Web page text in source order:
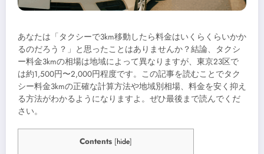
あなたは「タクシーで3km移動したら料金はいくらくらいかか
るのだろう？」と思ったことはありませんか？結論、タクシ
ー料金3kmの相場は地域によって異なりますが、東京23区で
は約1,500円〜2,000円程度です。この記事を読むことでタク
シー料金3kmの正確な計算方法や地域別相場、料金を安く抑え
る方法がわかるようになりますよ。ぜひ最後まで読んでくだ
さい。
Contents [hide]